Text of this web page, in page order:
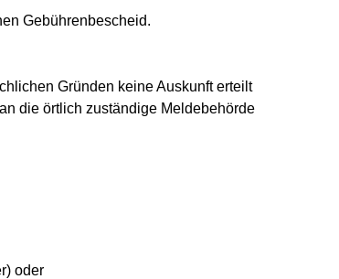
Gebührenbescheid.
Gründen keine Auskunft erteilt
die örtlich zuständige Meldebehörde
oder